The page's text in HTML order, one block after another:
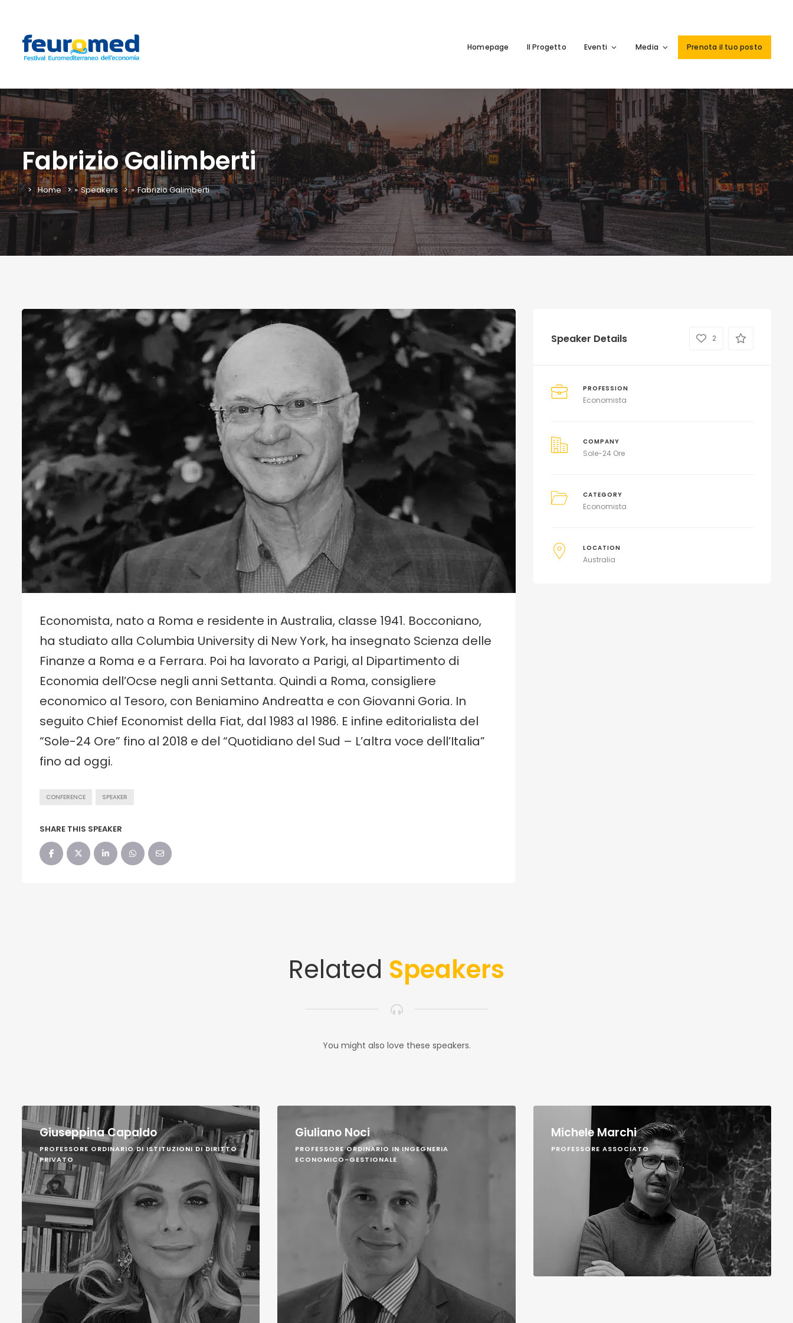
Homepage Il Progetto Eventi Media Prenota il tuo posto
Fabrizio Galimberti
Home » Speakers » Fabrizio Galimberti
Economista, nato a Roma e residente in Australia, classe 1941. Bocconiano,
ha studiato alla Columbia University di New York, ha insegnato Scienza delle
Finanze a Roma e a Ferrara. Poi ha lavorato a Parigi, al Dipartimento di
Economia dell’Ocse negli anni Settanta. Quindi a Roma, consigliere
economico al Tesoro, con Beniamino Andreatta e con Giovanni Goria. In
seguito Chief Economist della Fiat, dal 1983 al 1986. E infine editorialista del
“Sole-24 Ore” fino al 2018 e del “Quotidiano del Sud – L’altra voce dell’Italia”
fino ad oggi.
CONFERENCE SPEAKER
SHARE THIS SPEAKER
Speaker Details 2
PROFESSION
Economista
COMPANY
Sole-24 Ore
CATEGORY
Economista
LOCATION
Australia
Related Speakers
You might also love these speakers.
Giuseppina Capaldo
PROFESSORE ORDINARIO DI ISTITUZIONI DI DIRITTO
PRIVATO
Giuliano Noci
PROFESSORE ORDINARIO IN INGEGNERIA
ECONOMICO-GESTIONALE
Michele Marchi
PROFESSORE ASSOCIATO